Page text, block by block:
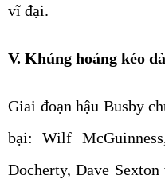
vĩ đại.
V. Khủng hoảng kéo
Giai đoạn hậu Busby
bại: Wilf
Docherty, Dave